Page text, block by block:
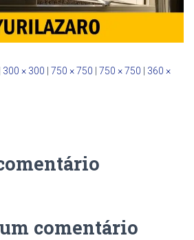
300 × 300 750 × 750 750 × 750
360 ×
comentário